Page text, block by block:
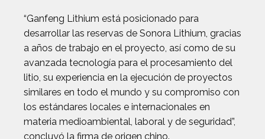
“Ganfeng Lithium está posicionado para
desarrollar las reservas de Sonora Lithium, gracias
a años de trabajo en el proyecto, así como de su
avanzada tecnología para el procesamiento del
litio, su experiencia en la ejecución de proyectos
similares en todo el mundo y su compromiso con
los estándares locales e internacionales en
materia medioambiental, laboral y de seguridad”,
concluyó la firma de origen chino.